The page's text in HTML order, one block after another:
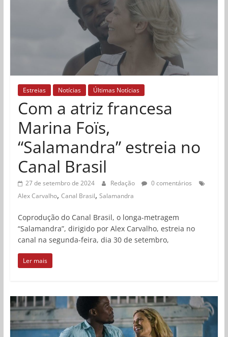
Estreias Notícias Últimas Notícias
Com a atriz francesa
Marina Foïs,
“Salamandra” estreia no
Canal Brasil
27 de setembro de 2024 Redação
0 comentários
Alex Carvalho, Canal Brasil, Salamandra
Coprodução do Canal Brasil, o longa-metragem
“Salamandra”, dirigido por Alex Carvalho, estreia no
canal na segunda-feira, dia 30 de setembro,
Ler mais